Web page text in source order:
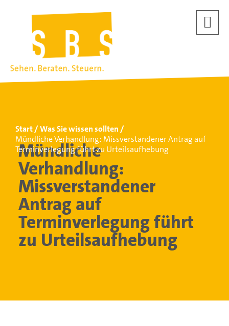
Start
Was Sie wissen sollten
Mündliche Verhandlung: Missverstandener Antrag auf
Terminverlegung führt zu Urteilsaufhebung
Mündliche
Verhandlung:
Missverstandener
Antrag auf
Terminverlegung führt
zu Urteilsaufhebung